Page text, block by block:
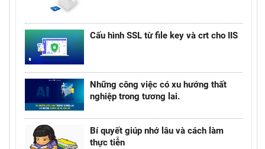
Cấu hình SSL từ file key và crt cho IIS
Những công việc có xu hướng thất
nghiệp trong tương lai.
Bí quyết giúp nhớ lâu và cách làm
thực tiễn